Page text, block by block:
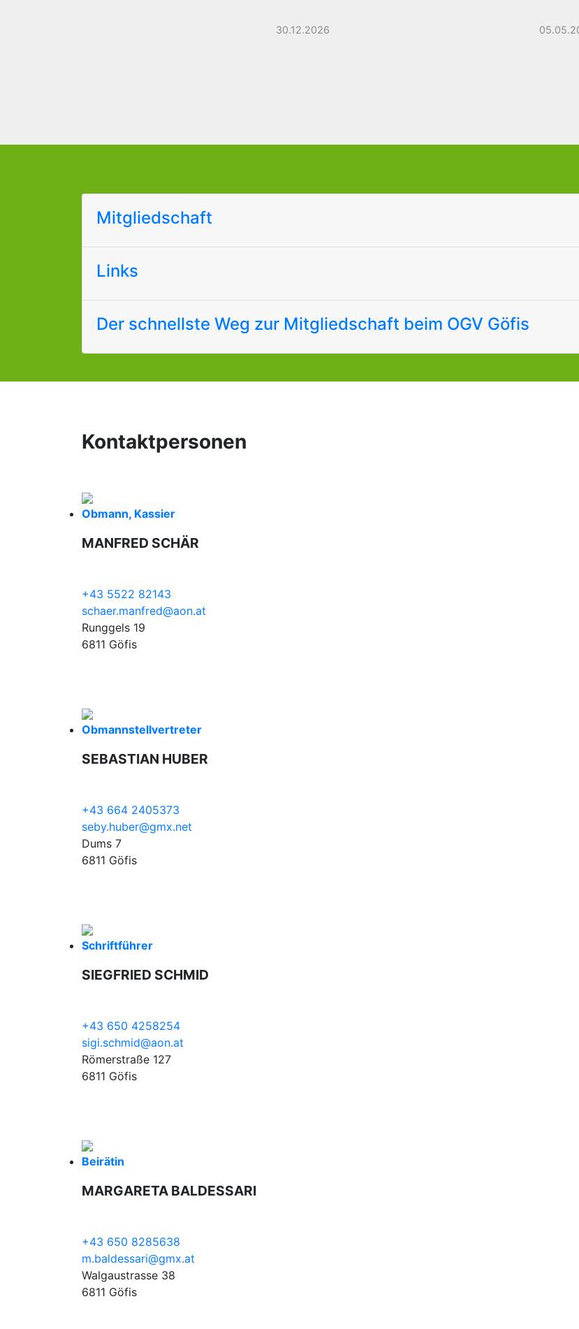
30.12.2026
Mitgliedschaft
Links
Der schnellste Weg zur Mitgliedschaft beim OGV Göfis
Kontaktpersonen
Obmann, Kassier
MANFRED SCHÄR
+43 5522 82143
schaer.manfred@aon.at
Runggels 19
6811 Göfis
Obmannstellvertreter
SEBASTIAN HUBER
+43 664 2405373
seby.huber@gmx.net
Dums 7
6811 Göfis
Schriftführer
SIEGFRIED SCHMID
+43 650 4258254
sigi.schmid@aon.at
Römerstraße 127
6811 Göfis
Beirätin
MARGARETA BALDESSARI
+43 650 8285638
m.baldessari@gmx.at
Walgaustrasse 38
6811 Göfis